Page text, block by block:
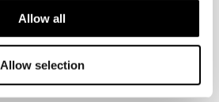
Allow all
Allow selection